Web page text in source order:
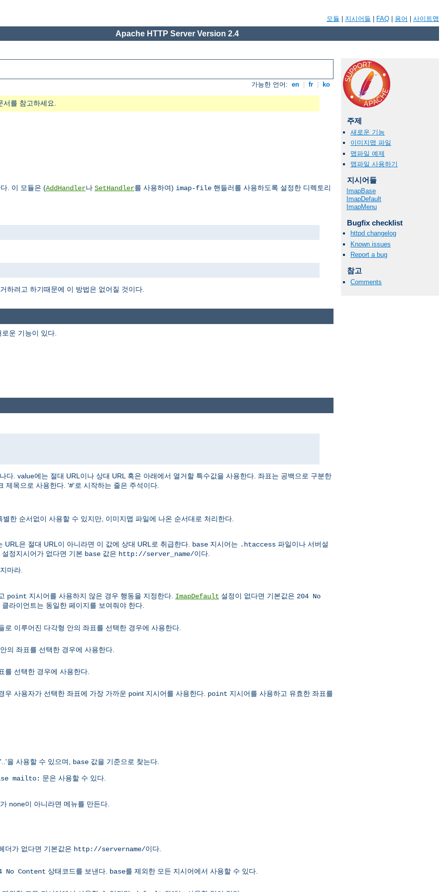
모듈 지시어들 FAQ 용어 사이트맵
Apache HTTP Server Version 2.4
가능한 언어: en fr ko
서를 참고하세요.
. 이 모듈은 (AddHandler나 SetHandler를 사용하여) imap-file 핸들러를 사용하도록 설정한 디렉토리
하려고 하기때문에 이 방법은 없어질 것이다.
주제
새로운 기능
이미지맵 파일
맵파일 예제
맵파일 사용하기
지시어들
ImapBase
ImapDefault
ImapMenu
Bugfix checklist
httpd changelog
Known issues
Report a bug
참고
Comments
운 기능이 있다.
다. value에는 절대 URL이나 상대 URL 혹은 아래에서 열거할 특수값을 사용한다. 좌표는 공백으로 구분한
제목으로 사용한다. '#'로 시작하는 줄은 주석이다.
한 순서없이 사용할 수 있지만, 이미지맵 파일에 나온 순서대로 처리한다.
은 절대 URL이 아니라면 이 값에 상대 URL로 취급한다. base 지시어는 .htaccess 파일이나 서버설
설정지시어가 없다면 기본 base 값은 http://server_name/이다.
마라.
point 지시어를 사용하지 않은 경우 행동을 지정한다. ImapDefault 설정이 없다면 기본값은 204 No
라이언트는 동일한 페이지를 보여줘야 한다.
이루어진 다각형 안의 좌표를 선택한 경우에 사용한다.
의 좌표를 선택한 경우에 사용한다.
를 선택한 경우에 사용한다.
사용자가 선택한 좌표에 가장 가까운 point 지시어를 사용한다. point 지시어를 사용하고 유효한 좌표를
을 사용할 수 있으며, base 값을 기준으로 찾는다.
mailto: 문은 사용할 수 있다.
가 none이 아니라면 메뉴를 만든다.
더가 없다면 기본값은 http://servername/이다.
No Content 상태코드를 보낸다. base를 제외한 모든 지시어에서 사용할 수 있다.